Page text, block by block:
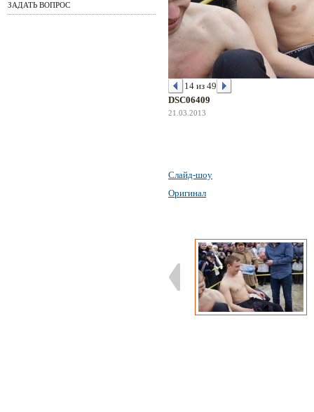
ЗАДАТЬ ВОПРОС
14 из 49
DSC06409
21.03.2013
Слайд-шоу
Оригинал